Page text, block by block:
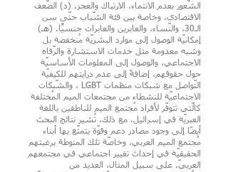
الشّعور بعدم الانتماء، الارتباك والعجز. (د) الضّعف
الاقتصادي، وخاصة بين فئة الشّباب حتّى سن
الـ30، والنّساء، والعابرين والعابرات جنسيًّا. (هـ)
إمكانيّة الوصول إلى موارد البشريّة مُنخفضة بل
وشبه معدومة مثل خدمات الاستشارة والرّفاه
الاجتماعي، والوصول إلى المعلومات الأساسيّة
حول حقوقهم، إضافةً إلى عدم درايتهم للكيفيّة
التّواصل مع شبكات منظمات LGBT ، والشّبكات
الاجتماعيّة للنشطاء من مجتمعات الميم المُختلفة
كالّتي تتوفّر لأفراد مُجتمع الميم للناطقين باللغة
العبريّة في إسرائيل. مع ذلك، تُشير نتائج البحث
أيضًا إلى وجود مصادر دعم وقوّة يتمتّع بها أبناء
مُجتمع الميم العربي، وخاصّة تلك المنوطة برغبتهم
الحقيقيّة في إحداث تغيير اجتماعي في مجتمعهم
العربيّ. على سبيل المثال، العديد من